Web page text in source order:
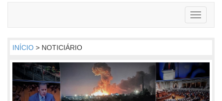
Toggle
INÍCIO > NOTICIÁRIO